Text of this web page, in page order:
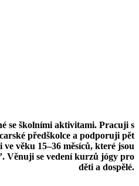
se školními aktivitami. Pracuji s
předškolce a podporuji pět
věku 15–36 měsíců, které jsou
Věnuji se vedení kurzů jógy pro
děti a dospělé.